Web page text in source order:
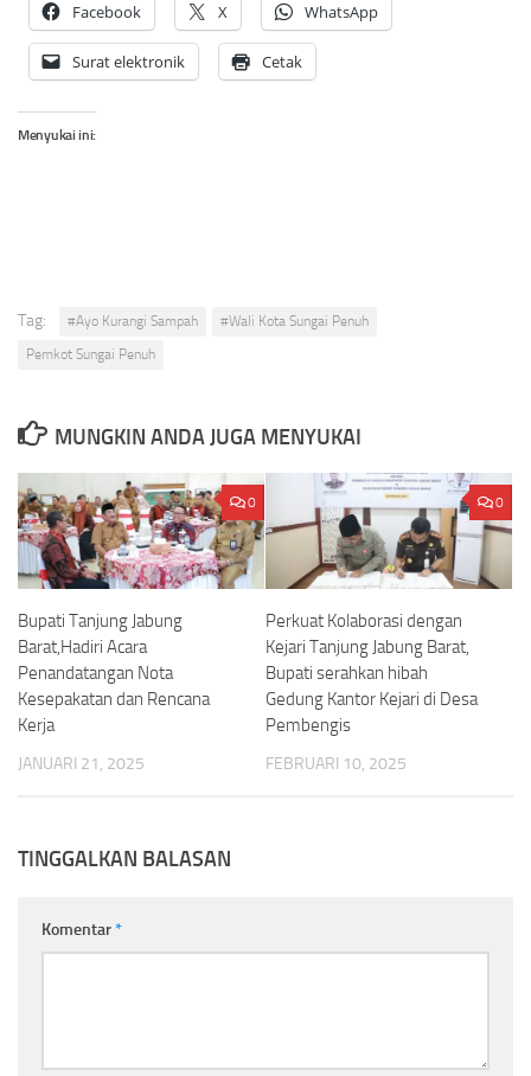
Facebook X WhatsApp
Surat elektronik Cetak
Menyukai ini:
Tag: #Ayo Kurangi Sampah
#Wali Kota Sungai Penuh
Pemkot Sungai Penuh
MUNGKIN ANDA JUGA MENYUKAI
0
Bupati Tanjung Jabung
Barat,Hadiri Acara
Penandatangan Nota
Kesepakatan dan Rencana
Kerja
JANUARI 21, 2025
0
Perkuat Kolaborasi dengan
Kejari Tanjung Jabung Barat,
Bupati serahkan hibah
Gedung Kantor Kejari di Desa
Pembengis
FEBRUARI 10, 2025
TINGGALKAN BALASAN
Komentar*